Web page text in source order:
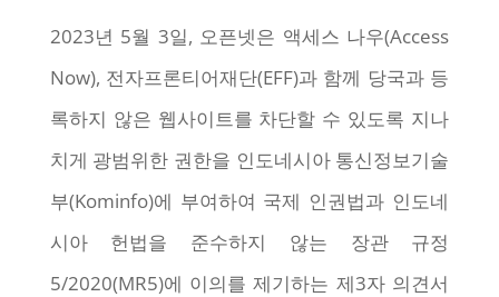
2023년 5월 3일, 오픈넷은 액세스 나우(Access
Now), 전자프론티어재단(EFF)과 함께 당국과 등
록하지 않은 웹사이트를 차단할 수 있도록 지나
치게 광범위한 권한을 인도네시아 통신정보기술
부(Kominfo)에 부여하여 국제 인권법과 인도네
시아 헌법을 준수하지 않는 장관 규정
5/2020(MR5)에 이의를 제기하는 제3자 의견서